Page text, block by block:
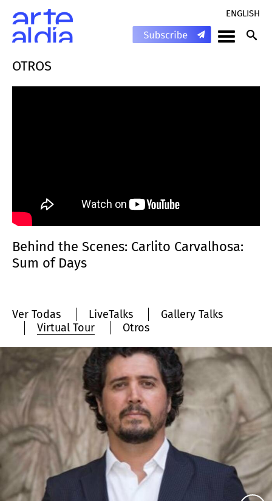
ENGLISH
OTROS
Behind the Scenes: Carlito Carvalhosa:
Sum of Days
Ver Todas LiveTalks
Gallery Talks
Virtual Tour
Otros